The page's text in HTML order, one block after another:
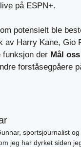
på ESPN+.
potensielt ble
av Harry Kane, Gio
funksjon der Mål oss
forståsegpåere
sportsjournalist
jeg har dyrket siden